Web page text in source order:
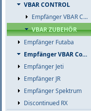
VBAR CONTROL
Empfänger VBAR Control
VBAR ZUBEHÖR
Empfänger Futaba
Empfänger VBAR Control
Empfänger Jeti
Empfänger JR
Empfänger Spektrum
Discontinued RX